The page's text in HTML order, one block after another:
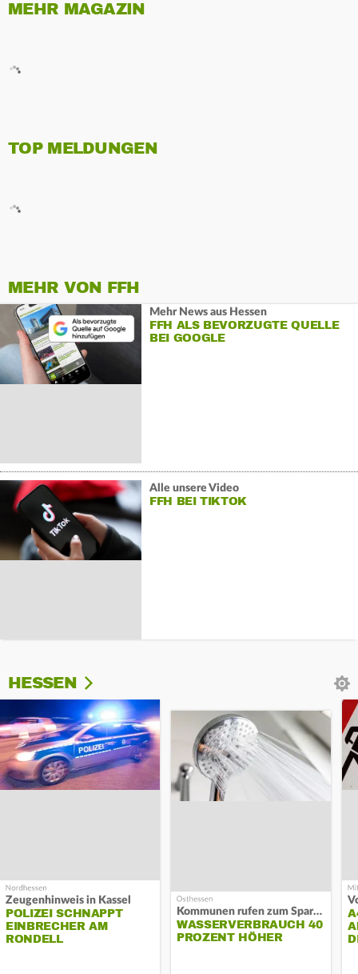
MEHR MAGAZIN
TOP MELDUNGEN
MEHR VON FFH
Mehr News aus Hessen
FFH ALS BEVORZUGTE QUELLE
BEI GOOGLE
Alle unsere Video
FFH BEI TIKTOK
HESSEN
Zeugenhinweis in Kassel
POLIZEI SCHNAPPT
EINBRECHER AM
RONDELL
Kommunen rufen zum Sparen auf
WASSERVERBRAUCH 40
PROZENT HÖHER